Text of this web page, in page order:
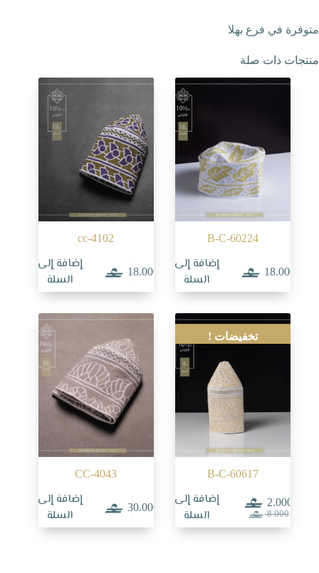
متوفرة في فرع بهلا
منتجات ذات صلة
B-C-60224
18.000
إضافة إلى
السلة
cc-4102
18.000
إضافة إلى
السلة
تخفيضات !
B-C-60617
8.000السعر
الأصلي
2.000
السعر
الحالي
إضافة إلى
السلة
CC-4043
30.000
إضافة إلى
السلة